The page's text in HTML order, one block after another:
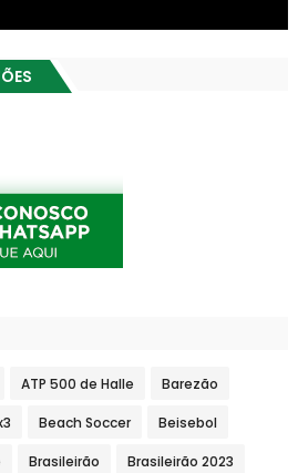
ATP 500 de Halle Barezão
Beach Soccer Beisebol
Brasileirão Brasileirão 2023